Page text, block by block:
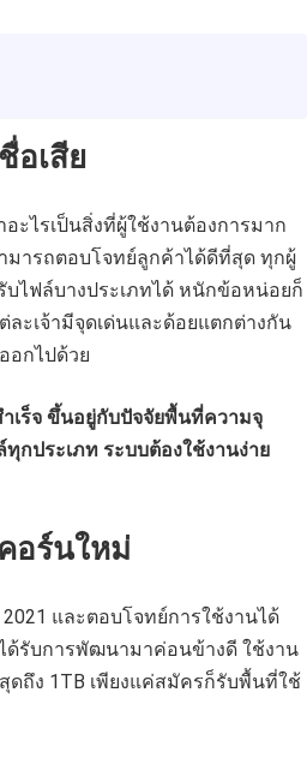
อเสีย
ะไรเป็นสิ่งที่ผู้ใช้งานต้องการมาก
มารถตอบโจทย์ลูกค้าได้ดีที่สุด ทุกผู้
ไฟล์บางประเภทได้ หนักข้อหน่อยก็
ะเจ้ามีจุดเด่นและด้อยแตกต่างกัน
อกไปด้วย
เร็จ ขึ้นอยู่กับปัจจัยพื้นที่ความจุ
กประเภท ระบบต้องใช้งานง่าย
อร์นใหม่
และตอบโจทย์การใช้งานได้
ด้รับการพัฒนามาค่อนข้างดี ใช้งาน
ถึง 1TB เพียงแค่สมัครก็รับพื้นที่ใช้